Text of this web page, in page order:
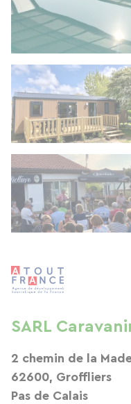
SARL
2 chemin de la
62600, Groffliers
Pas de Calais